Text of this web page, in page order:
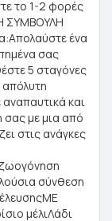
το 1-2 φορές
ΣΥΜΒΟΥΛΗ
ένα
σας
5 σταγόνες
και
με μια από
στις ανάγκες
σύνθεση
μέλιΛάδι